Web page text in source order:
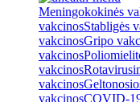
Meningokokinės
vakcinosStabligės
vakcinosGripo
vakcinos
vakcinos
vakcinos
vakcinosCOVID-